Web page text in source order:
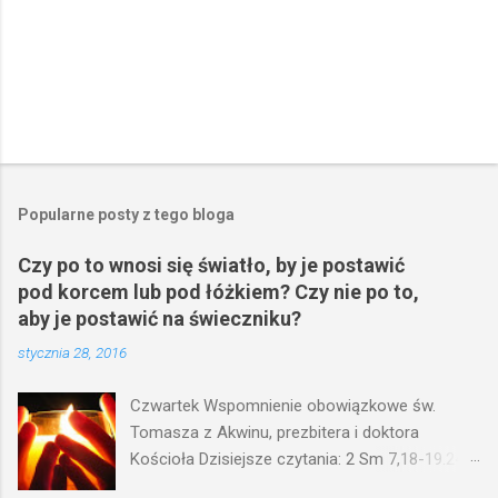
Popularne posty z tego bloga
Czy po to wnosi się światło, by je postawić
pod korcem lub pod łóżkiem? Czy nie po to,
aby je postawić na świeczniku?
stycznia 28, 2016
Czwartek Wspomnienie obowiązkowe św.
Tomasza z Akwinu, prezbitera i doktora
Kościoła Dzisiejsze czytania: 2 Sm 7,18-19.24-